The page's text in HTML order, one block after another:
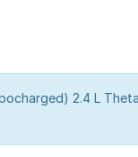
2.4 L